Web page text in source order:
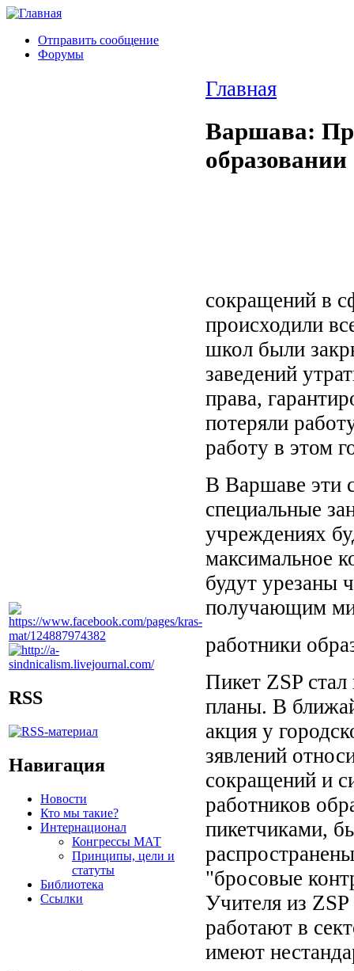
Отправить сообщение
Форумы
RSS
Навигация
Новости
Кто мы такие?
Интернационал
Конгрессы МАТ
Принципы, цели и
статуты
Библиотека
Ссылки
Главная
Варшава:
образовании
сокращений в
происходили
школ были
заведений
права,
потеряли
работу в этом
В Варшаве эти
специальные
учреждениях
максимальное
будут урезаны
получающим
работники
Пикет ZSP
планы. В
акция у
зявлений
сокращений и
работников
пикетчиками,
"бросовые
Учителя из
работают в
имеют